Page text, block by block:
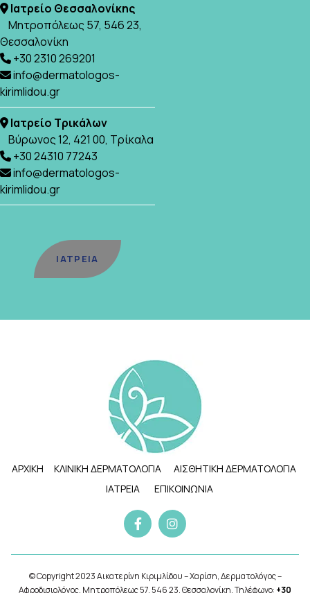
 Ιατρείο Θεσσαλονίκης
Μητροπόλεως 57, 546 23,
Θεσσαλονίκη
 +30 2310 269201
info@dermatologos-
kirimlidou.gr
 Ιατρείο Tρικάλων
Βύρωνος 12, 421 00, Τρίκαλα
 +30 24310 77243
info@dermatologos-
kirimlidou.gr
ΙΑΤΡΕΙΑ
ΑΡΧΙΚΗ ΚΛΙΝΙΚΗ ΔΕΡΜΑΤΟΛΟΓΙΑ
ΑΙΣΘΗΤΙΚΗ ΔΕΡΜΑΤΟΛΟΓΙΑ
ΙΑΤΡΕΙΑ
ΕΠΙΚΟΙΝΩΝΙΑ
© Copyright 2023 Αικατερίνη Κιριμλίδου – Χαρίση, Δερματολόγος –
Αφροδισιολόγος, Μητροπόλεως 57, 546 23, Θεσσαλονίκη, Τηλέφωνο: +30